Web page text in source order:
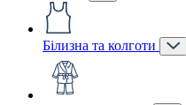
Білизна та колготи